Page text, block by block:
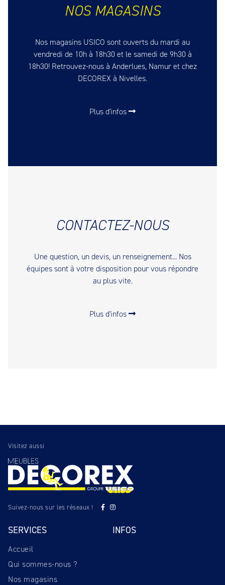
NOS MAGASINS
Nos magasins USICO sont ouverts du mardi au
vendredi de 10h à 18h30 et le samedi de 9h30 à
18h30! Retrouvez-nous à Anderlues, Namur et chez
DECOREX à Nivelles.
Plus d'infos
CONTACTEZ-NOUS
Une question, un devis, un renseignement... Nos
équipes sont à votre disposition pour vous répondre
au plus vite.
Plus d'infos
Visitez aussi
Suivez-nous sur les réseaux !
SERVICES
Accueil
Qui sommes-nous ?
Nos magasins
INFOS